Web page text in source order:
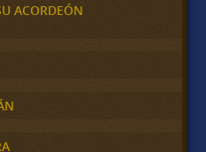
ACORDEÓN